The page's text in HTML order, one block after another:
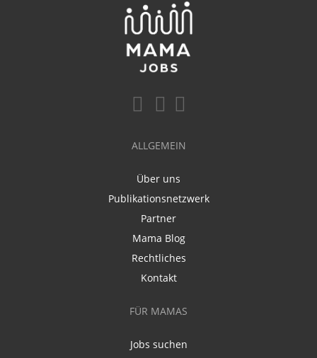
ALLGEMEIN
Über uns
Publikationsnetzwerk
Partner
Mama Blog
Rechtliches
Kontakt
FÜR MAMAS
Jobs suchen